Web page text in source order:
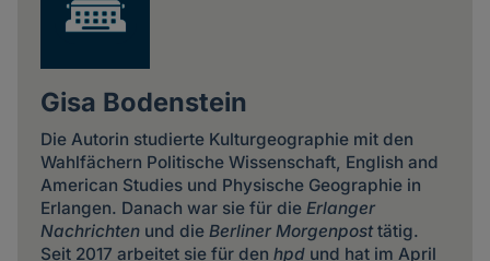
Gisa Bodenstein
Die Autorin studierte Kulturgeographie mit den
Wahlfächern Politische Wissenschaft, English and
American Studies und Physische Geographie in
Erlangen. Danach war sie für die Erlanger
Nachrichtenund die Berliner Morgenposttätig.
Seit 2017 arbeitet sie für den hpdund hat im April